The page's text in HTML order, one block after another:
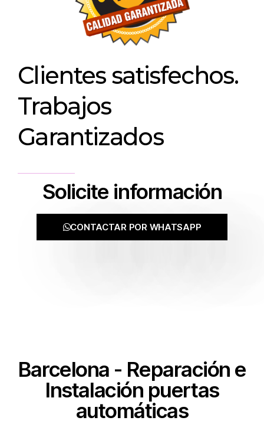
Clientes satisfechos.
Trabajos
Garantizados
Solicite información
CONTACTAR POR WHATSAPP
Barcelona - Reparación e
Instalación puertas
automáticas